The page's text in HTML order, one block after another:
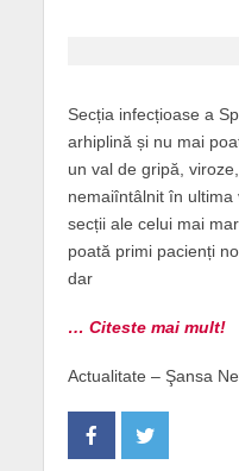
Secția infecțioase a
arhiplină și nu mai
un val de gripă,
nemaiîntâlnit în
secții ale celui mai
poată primi pacienți
dar
… Citeste mai mult!
Actualitate – Şansa